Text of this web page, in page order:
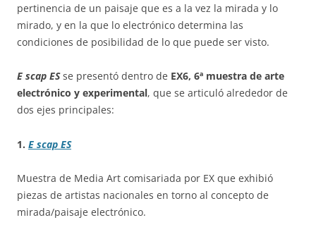
pertinencia de un paisaje que es a la vez la mirada y lo
mirado, y en la que lo electrónico determina las
condiciones de posibilidad de lo que puede ser visto.
E scap ESse presentó dentro de EX6, 6ª muestra de arte
electrónico y experimental, que se articuló alrededor de
dos ejes principales:
1. E scap ES
Muestra de Media Art comisariada por EX que exhibió
piezas de artistas nacionales en torno al concepto de
mirada/paisaje electrónico.